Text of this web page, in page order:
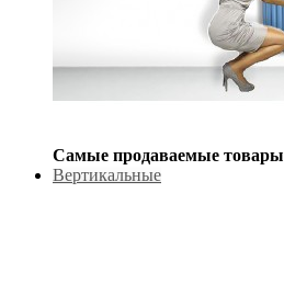
Самые продаваемые товары
Вертикальные